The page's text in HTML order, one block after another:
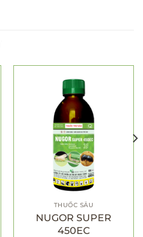
THUỐC SÂU
NUGOR SUPER
450EC